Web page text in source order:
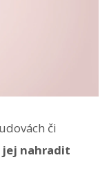
či
nahradit